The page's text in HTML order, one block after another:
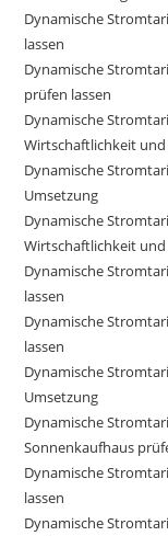
Dynamische
lassen
Dynamische
prüfen lassen
Dynamische
Wirtschaftlichkeit
Dynamische
Umsetzung
Dynamische
Wirtschaftlichkeit
Dynamische
lassen
Dynamische
lassen
Dynamische
Umsetzung
Dynamische
Sonnenkaufhaus
Dynamische
lassen
Dynamische